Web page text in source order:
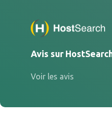
Avis sur
Voir les avis